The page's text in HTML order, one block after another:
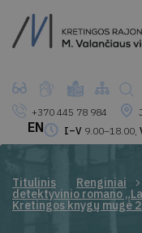
+370 445 78 984
I–V 9.00–18.00,
EN
Titulinis Renginiai
detektyvinio romano
Kretingos knygų mugė